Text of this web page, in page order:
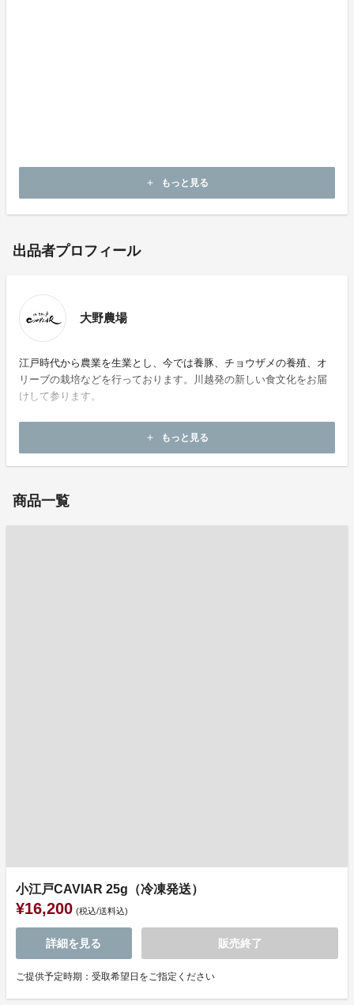
ろしくお願い申し上げます。
add もっと見る
出品者プロフィール
大野農場
江戸時代から農業を生業とし、今では養豚、チョウザメの養殖、オ
リーブの栽培などを行っております。川越発の新しい食文化をお届
けして参ります。
add もっと見る
商品一覧
小江戸CAVIAR 25g（冷凍発送）
¥16,200 (税込/送料込)
詳細を見る 販売終了
ご提供予定時期：受取希望日をご指定ください